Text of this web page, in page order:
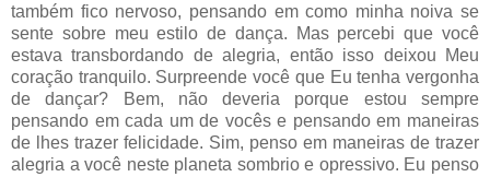
também fico nervoso, pensando em como minha noiva se
sente sobre meu estilo de dança. Mas percebi que você
estava transbordando de alegria, então isso deixou Meu
coração tranquilo. Surpreende você que Eu tenha vergonha
de dançar? Bem, não deveria porque estou sempre
pensando em cada um de vocês e pensando em maneiras
de lhes trazer felicidade. Sim, penso em maneiras de trazer
alegria a você neste planeta sombrio e opressivo. Eu penso